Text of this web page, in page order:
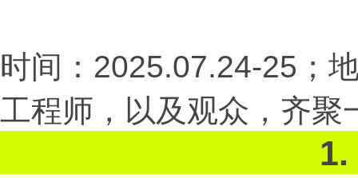
时间：2025.07.24-25；
工程师，以及观众，齐聚
1.